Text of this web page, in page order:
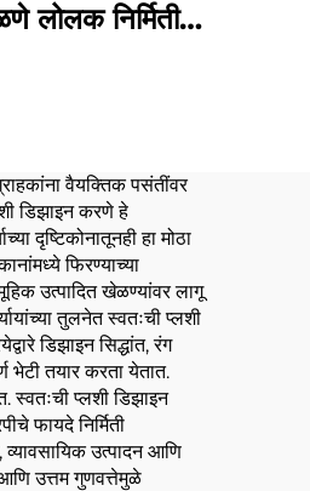
लोलक निर्मिती
वैयक्तिक पसंतींवर
डिझाइन करणे हे
दृष्टिकोनातूनही हा मोठा
फिरण्याच्या
उत्पादित खेळण्यांवर लागू
तुलनेत स्वतःची प्लशी
डिझाइन सिद्धांत, रंग
भेटी तयार करता येतात.
स्वतःची प्लशी डिझाइन
फायदे निर्मिती
उत्पादन आणि
उत्तम गुणवत्तेमुळे